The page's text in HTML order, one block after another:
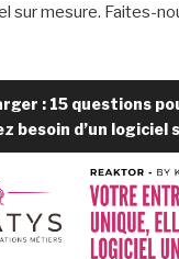
sur mesure. Faites-
: 15 questions
besoin d’un logiciel